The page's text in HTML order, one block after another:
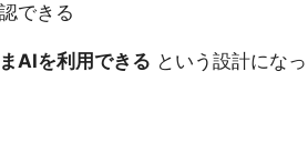
できる
AIを利用できる という設計になっ